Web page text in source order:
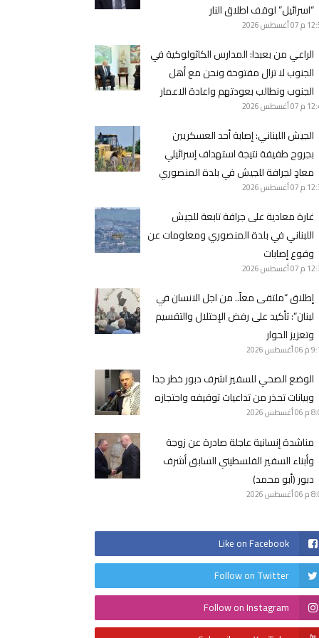
“اسرائيل” لوقف اطلاق النار
م 07 أغسطس 2026
الراعي من بعبدا: المدارس الكاثولوكية في
الجنوب لا تزال مفتوحة ونحن مع أهل
الجنوب ونطالب بعودتهم واعادة الاعمار
م 07 أغسطس 2026
الجيش اللبناني: ‏إصابة أحد العسكريين
بجروح طفيفة نتيجة استهداف إسرائيلي
معادٍ لجرافة للجيش في بلدة المنصوري
م 07 أغسطس 2026
غارة معادية على جرافة تابعة للجيش
اللبناني في بلدة المنصوري ومعلومات عن
وقوع إصابات
م 07 أغسطس 2026
إطلاق “ملتقى معاً.. من اجل الانسان في
لبنان”: تأكيد على رفض الإحتلال والتقسيم
وتعزيز الحوار
م 06 أغسطس 2026
الوضع الصحي للسفير اشرف دبور خطر جدا
وبيانات تحذر من تداعيات توقيفه واحتجازه
م 06 أغسطس 2026
مناشدة إنسانية عاجلة صادرة عن زوجة
وأبناء السفير الفلسطيني السابق أشرف
دبور (أبو محمد)
م 06 أغسطس 2026
Like on Facebook
Follow on Twitter
Follow on Instagram